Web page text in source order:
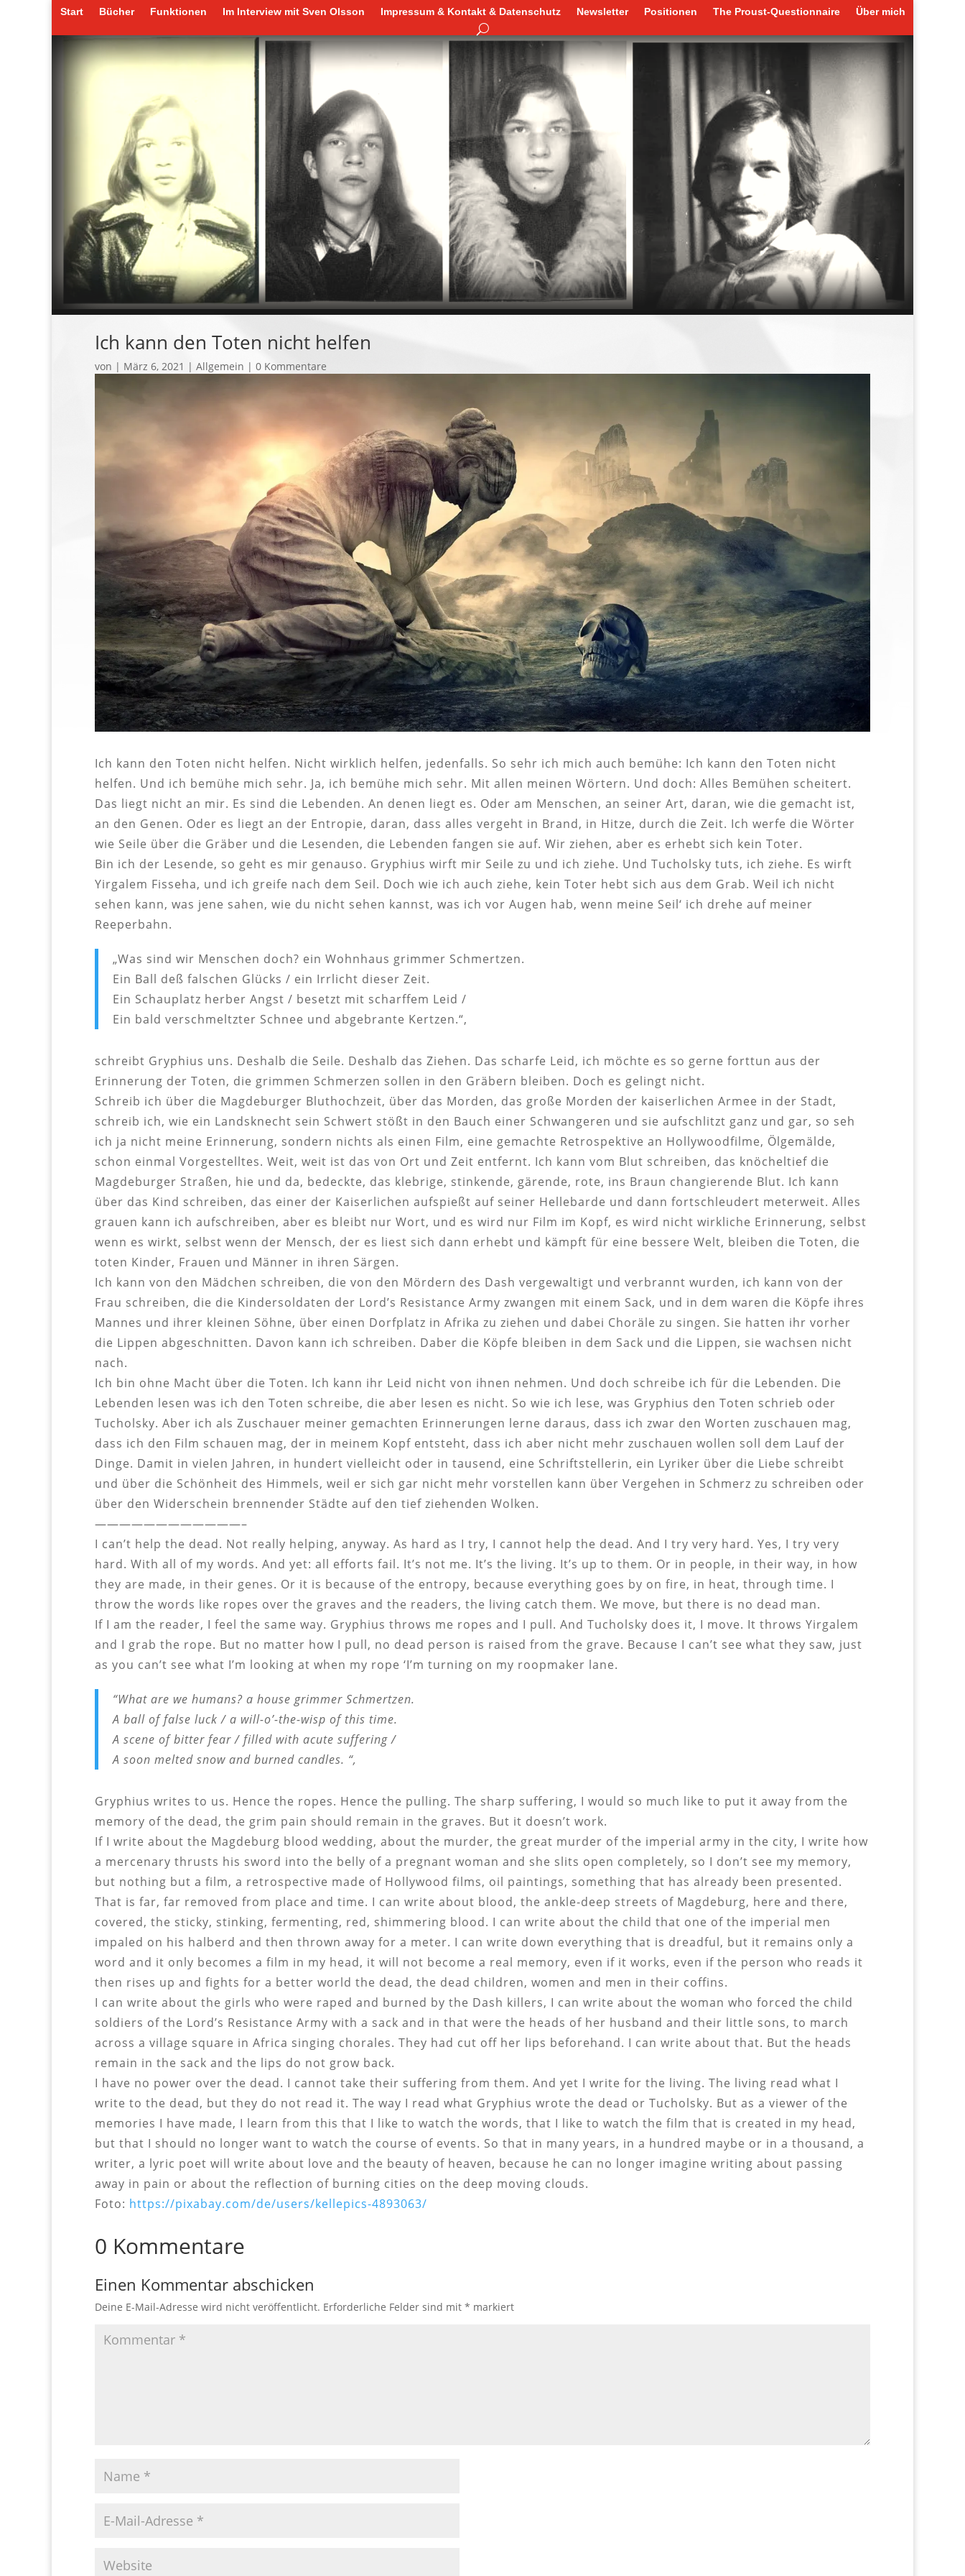
Start Bücher Funktionen Im Interview mit Sven Olsson Impressum & Kontakt & Datenschutz Newsletter Positionen The Proust-Questionnaire Über mich
Start Bücher Funktionen Im Interview mit Sven Olsson Impressum & Kontakt & Datenschutz Newsletter Positionen The Proust-Questionnaire Über mich
Ich kann den Toten nicht helfen
von | März 6, 2021 | Allgemein | 0 Kommentare
Ich kann den Toten nicht helfen. Nicht wirklich helfen, jedenfalls. So sehr ich mich auch bemühe: Ich kann den Toten nicht
helfen. Und ich bemühe mich sehr. Ja, ich bemühe mich sehr. Mit allen meinen Wörtern. Und doch: Alles Bemühen scheitert.
Das liegt nicht an mir. Es sind die Lebenden. An denen liegt es. Oder am Menschen, an seiner Art, daran, wie die gemacht ist,
an den Genen. Oder es liegt an der Entropie, daran, dass alles vergeht in Brand, in Hitze, durch die Zeit. Ich werfe die Wörter
wie Seile über die Gräber und die Lesenden, die Lebenden fangen sie auf. Wir ziehen, aber es erhebt sich kein Toter.
Bin ich der Lesende, so geht es mir genauso. Gryphius wirft mir Seile zu und ich ziehe. Und Tucholsky tuts, ich ziehe. Es wirft
Yirgalem Fisseha, und ich greife nach dem Seil. Doch wie ich auch ziehe, kein Toter hebt sich aus dem Grab. Weil ich nicht
sehen kann, was jene sahen, wie du nicht sehen kannst, was ich vor Augen hab, wenn meine Seil‘ ich drehe auf meiner
Reeperbahn.
„Was sind wir Menschen doch? ein Wohnhaus grimmer Schmertzen.
Ein Ball deß falschen Glücks / ein Irrlicht dieser Zeit.
Ein Schauplatz herber Angst / besetzt mit scharffem Leid /
Ein bald verschmeltzter Schnee und abgebrante Kertzen.“,
schreibt Gryphius uns. Deshalb die Seile. Deshalb das Ziehen. Das scharfe Leid, ich möchte es so gerne forttun aus der
Erinnerung der Toten, die grimmen Schmerzen sollen in den Gräbern bleiben. Doch es gelingt nicht.
Schreib ich über die Magdeburger Bluthochzeit, über das Morden, das große Morden der kaiserlichen Armee in der Stadt,
schreib ich, wie ein Landsknecht sein Schwert stößt in den Bauch einer Schwangeren und sie aufschlitzt ganz und gar, so seh
ich ja nicht meine Erinnerung, sondern nichts als einen Film, eine gemachte Retrospektive an Hollywoodfilme, Ölgemälde,
schon einmal Vorgestelltes. Weit, weit ist das von Ort und Zeit entfernt. Ich kann vom Blut schreiben, das knöcheltief die
Magdeburger Straßen, hie und da, bedeckte, das klebrige, stinkende, gärende, rote, ins Braun changierende Blut. Ich kann
über das Kind schreiben, das einer der Kaiserlichen aufspießt auf seiner Hellebarde und dann fortschleudert meterweit. Alles
grauen kann ich aufschreiben, aber es bleibt nur Wort, und es wird nur Film im Kopf, es wird nicht wirkliche Erinnerung, selbst
wenn es wirkt, selbst wenn der Mensch, der es liest sich dann erhebt und kämpft für eine bessere Welt, bleiben die Toten, die
toten Kinder, Frauen und Männer in ihren Särgen.
Ich kann von den Mädchen schreiben, die von den Mördern des Dash vergewaltigt und verbrannt wurden, ich kann von der
Frau schreiben, die die Kindersoldaten der Lord’s Resistance Army zwangen mit einem Sack, und in dem waren die Köpfe ihres
Mannes und ihrer kleinen Söhne, über einen Dorfplatz in Afrika zu ziehen und dabei Choräle zu singen. Sie hatten ihr vorher
die Lippen abgeschnitten. Davon kann ich schreiben. Daber die Köpfe bleiben in dem Sack und die Lippen, sie wachsen nicht
nach.
Ich bin ohne Macht über die Toten. Ich kann ihr Leid nicht von ihnen nehmen. Und doch schreibe ich für die Lebenden. Die
Lebenden lesen was ich den Toten schreibe, die aber lesen es nicht. So wie ich lese, was Gryphius den Toten schrieb oder
Tucholsky. Aber ich als Zuschauer meiner gemachten Erinnerungen lerne daraus, dass ich zwar den Worten zuschauen mag,
dass ich den Film schauen mag, der in meinem Kopf entsteht, dass ich aber nicht mehr zuschauen wollen soll dem Lauf der
Dinge. Damit in vielen Jahren, in hundert vielleicht oder in tausend, eine Schriftstellerin, ein Lyriker über die Liebe schreibt
und über die Schönheit des Himmels, weil er sich gar nicht mehr vorstellen kann über Vergehen in Schmerz zu schreiben oder
über den Widerschein brennender Städte auf den tief ziehenden Wolken.
————————————–
I can’t help the dead. Not really helping, anyway. As hard as I try, I cannot help the dead. And I try very hard. Yes, I try very
hard. With all of my words. And yet: all efforts fail. It’s not me. It’s the living. It’s up to them. Or in people, in their way, in how
they are made, in their genes. Or it is because of the entropy, because everything goes by on fire, in heat, through time. I
throw the words like ropes over the graves and the readers, the living catch them. We move, but there is no dead man.
If I am the reader, I feel the same way. Gryphius throws me ropes and I pull. And Tucholsky does it, I move. It throws Yirgalem
and I grab the rope. But no matter how I pull, no dead person is raised from the grave. Because I can’t see what they saw, just
as you can’t see what I’m looking at when my rope ‘I’m turning on my roopmaker lane.
“What are we humans? a house grimmer Schmertzen.
A ball of false luck / a will-o’-the-wisp of this time.
A scene of bitter fear / filled with acute suffering /
A soon melted snow and burned candles. “,
Gryphius writes to us. Hence the ropes. Hence the pulling. The sharp suffering, I would so much like to put it away from the
memory of the dead, the grim pain should remain in the graves. But it doesn’t work.
If I write about the Magdeburg blood wedding, about the murder, the great murder of the imperial army in the city, I write how
a mercenary thrusts his sword into the belly of a pregnant woman and she slits open completely, so I don’t see my memory,
but nothing but a film, a retrospective made of Hollywood films, oil paintings, something that has already been presented.
That is far, far removed from place and time. I can write about blood, the ankle-deep streets of Magdeburg, here and there,
covered, the sticky, stinking, fermenting, red, shimmering blood. I can write about the child that one of the imperial men
impaled on his halberd and then thrown away for a meter. I can write down everything that is dreadful, but it remains only a
word and it only becomes a film in my head, it will not become a real memory, even if it works, even if the person who reads it
then rises up and fights for a better world the dead, the dead children, women and men in their coffins.
I can write about the girls who were raped and burned by the Dash killers, I can write about the woman who forced the child
soldiers of the Lord’s Resistance Army with a sack and in that were the heads of her husband and their little sons, to march
across a village square in Africa singing chorales. They had cut off her lips beforehand. I can write about that. But the heads
remain in the sack and the lips do not grow back.
I have no power over the dead. I cannot take their suffering from them. And yet I write for the living. The living read what I
write to the dead, but they do not read it. The way I read what Gryphius wrote the dead or Tucholsky. But as a viewer of the
memories I have made, I learn from this that I like to watch the words, that I like to watch the film that is created in my head,
but that I should no longer want to watch the course of events. So that in many years, in a hundred maybe or in a thousand, a
writer, a lyric poet will write about love and the beauty of heaven, because he can no longer imagine writing about passing
away in pain or about the reflection of burning cities on the deep moving clouds.
Foto: https://pixabay.com/de/users/kellepics-4893063/
0 Kommentare
Einen Kommentar abschicken
Deine E-Mail-Adresse wird nicht veröffentlicht. Erforderliche Felder sind mit * markiert